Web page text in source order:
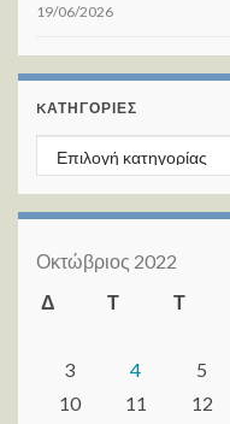
19/06/2026
KΑΤΗΓΟΡΊΕΣ
Kατηγορίες
Οκτώβριος 2022
Δ
Τ Τ
3
4 5
10
11 12